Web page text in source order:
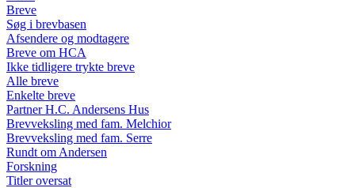
Breve
Søg i brevbasen
Afsendere og modtagere
Breve om HCA
Ikke tidligere trykte breve
Alle breve
Enkelte breve
Partner H.C. Andersens Hus
Brevveksling med fam. Melchior
Brevveksling med fam. Serre
Rundt om Andersen
Forskning
Titler oversat